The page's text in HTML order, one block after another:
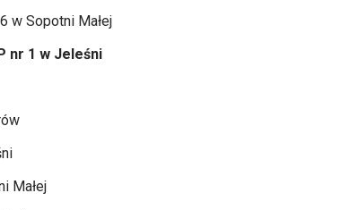
w Sopotni Małej
nr 1 w Jeleśni
Małej